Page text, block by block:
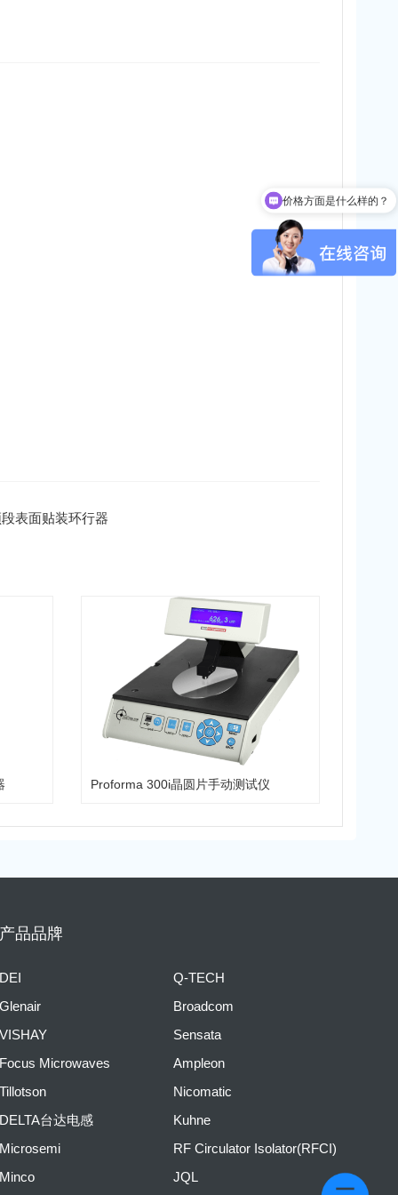
表面贴装环行器
Proforma 300i晶圆片手动测试仪
品品牌
Microwaves
台达电感
Q-TECH
Broadcom
Sensata
Ampleon
Nicomatic
Kuhne
RF Circulator Isolator(RFCI)
JQL
价格方面是什么样的？